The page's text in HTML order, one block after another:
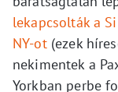
lekapcsolták a
NY-ot (ezek
nekimentek a
Yorkban perbe